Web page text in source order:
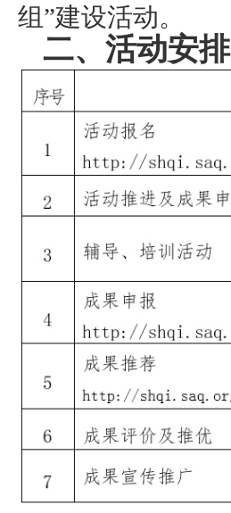
组”建设活动。
二、活动安排